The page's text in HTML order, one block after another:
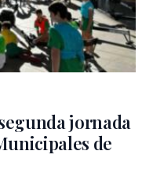
jornada
de